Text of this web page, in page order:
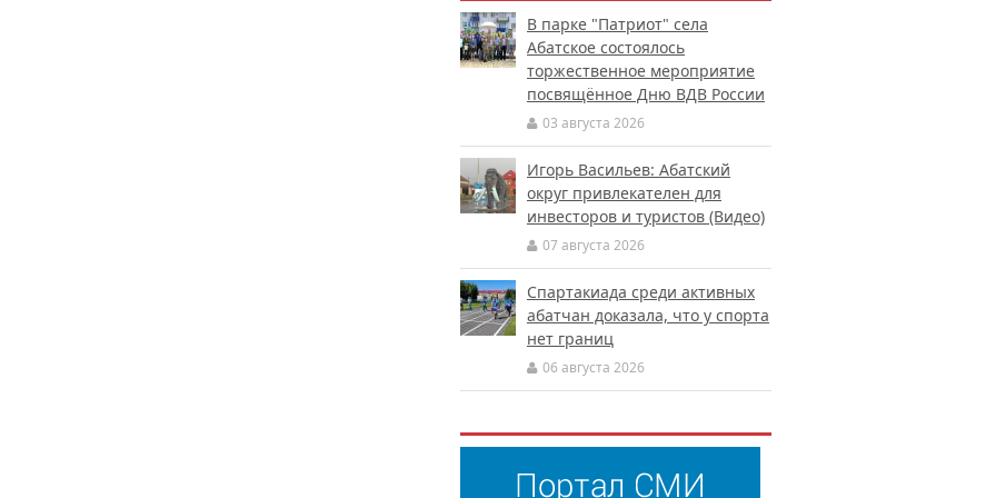
В парке "Патриот" села
Абатское состоялось
торжественное мероприятие
посвящённое Дню ВДВ России
03 августа 2026
Игорь Васильев: Абатский
округ привлекателен для
инвесторов и туристов (Видео)
07 августа 2026
Спартакиада среди активных
абатчан доказала, что у спорта
нет границ
06 августа 2026